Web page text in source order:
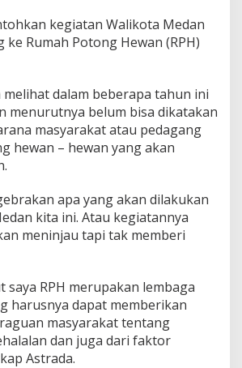
kegiatan Walikota Medan
Rumah Potong Hewan (RPH)
melihat dalam beberapa tahun ini
menurutnya belum bisa dikatakan
masyarakat atau pedagang
hewan – hewan yang akan
apa yang akan dilakukan
kita ini. Atau kegiatannya
meninjau tapi tak memberi
saya RPH merupakan lembaga
harusnya dapat memberikan
masyarakat tentang
dan juga dari faktor
Astrada.